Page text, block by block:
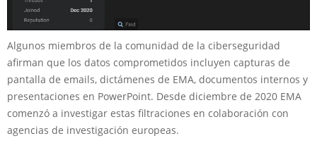
Algunos miembros de la comunidad de la ciberseguridad
afirman que los datos comprometidos incluyen capturas de
pantalla de emails, dictámenes de EMA, documentos internos y
presentaciones en PowerPoint. Desde diciembre de 2020 EMA
comenzó a investigar estas filtraciones en colaboración con
agencias de investigación europeas.